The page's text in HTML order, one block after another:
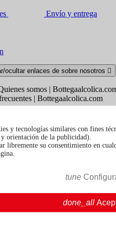
Envío y entrega
ocultar enlaces de sobre nosotros 
somos |
| Bottegaalcolica.com
ocultar enlaces de información
y tecnologías similares con fines
orientación de la publicidad).
libremente su consentimiento en
tune
done_all